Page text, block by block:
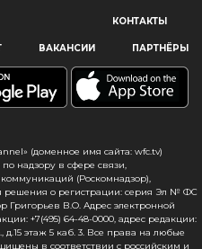
и похожие технологии,
персонализированную
в области
на использование
настоящим уведомлением
Если вы не согласны
тип файлов,
образом установить
не использовать сайт wfc.tv
КОНТАКТЫ
ВАКАНСИИ ПАРТНЁРЫ
(доменное имя сайта: wfc.tv)
надзору в сфере связи,
(Роскомнадзор),
решения о регистрации: серия Эл № ФС
Григорьев В.О. Адрес электронной
+7(495) 64-48-0000, адрес редакции:
д.15 этаж 5 каб. 3. Все права на любые
в соответствии с российским и